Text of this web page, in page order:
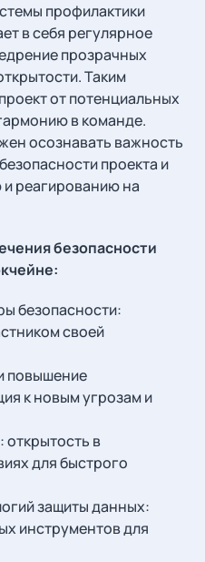
профилактики
в себя регулярное
прозрачных
Таким
от потенциальных
в команде.
осознавать важность
проекта и
реагированию на
безопасности
безопасности:
своей
повышение
к новым угрозам и
в
для быстрого
защиты данных:
инструментов для